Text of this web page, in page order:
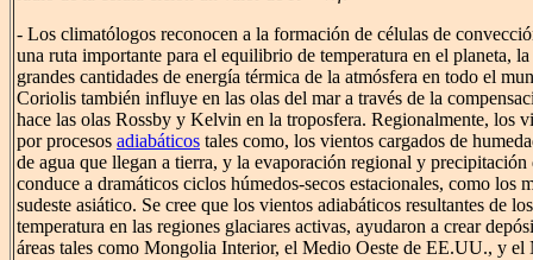
- Los climatólogos reconocen a la formación de células de
una ruta importante para el equilibrio de temperatura en el planeta,
grandes cantidades de energía térmica de la atmósfera en todo el
Coriolis también influye en las olas del mar a través de la
hace las olas Rossby y Kelvin en la troposfera. Regionalmente, los
por procesos adiabáticos tales como, los vientos cargados de
de agua que llegan a tierra, y la evaporación regional y
conduce a dramáticos ciclos húmedos-secos estacionales, como los
sudeste asiático. Se cree que los vientos adiabáticos resultantes de
temperatura en las regiones glaciares activas, ayudaron a crear
áreas tales como Mongolia Interior, el Medio Oeste de EE.UU., y el